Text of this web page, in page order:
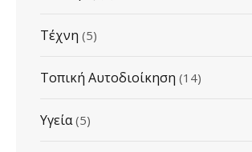
Τέχνη (5)
Τοπική Αυτοδιοίκηση (14)
Υγεία (5)